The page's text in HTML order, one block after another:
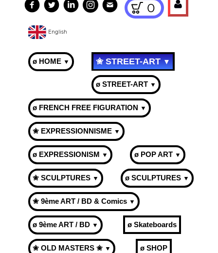
0
English
ø HOME ▼ ✬ STREET-ART▼
ø STREET-ART ▼
ø FRENCH FREE FIGURATION ▼
✬ EXPRESSIONNISME ▼
ø EXPRESSIONISM ▼ ø POP ART ▼
✬ SCULPTURES ▼ ø SCULPTURES ▼
✬ 9ème ART / BD & Comics ▼
ø 9ème ART / BD ▼ ø Skateboards
✬ OLD MASTERS ✬ ▼ ø SHOP